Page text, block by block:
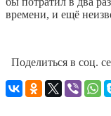
времени, и ещё
Поделиться в соц.